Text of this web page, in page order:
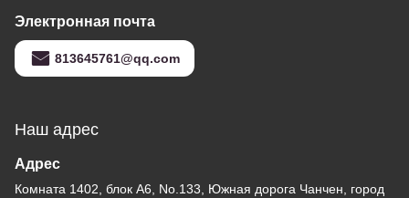
Электронная почта
813645761@qq.com
Наш адрес
Адрес
Комната 1402, блок А6, No.133, Южная дорога Чанчен, город